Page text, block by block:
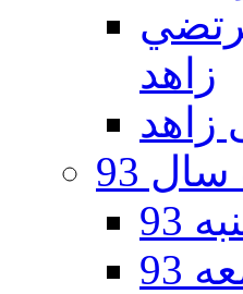
مرتضي
زاهد
93